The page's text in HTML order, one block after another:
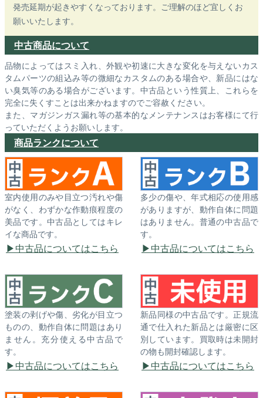
発売延期が起きやすくなっております。ご理解のほど宜しくお
願いいたします。
中古商品について
品物によってはスミ入れ、外観や初速に大きな変化を与えないカス
タムパーツの組込み等の微細なカスタムのある場合や、新品にはな
い臭気等のある場合がございます。中古品という性質上、これらを
完全に失くすことは出来かねますのでご容赦ください。
また、マガジンガス漏れ等の基本的なメンテナンスはお客様にて行
っていただくようお願いします。
商品ランクについて
室内使用のみや目立つ汚れや傷
がなく、わずかな作動痕程度の
美品です。中古品としてはキレ
イな商品です。
中古品についてはこちら
多少の傷や、年式相応の使用感
がありますが、動作自体に問題
はありません。普通の中古品で
す。
中古品についてはこちら
塗装の剥げや傷、劣化が目立つ
ものの、動作自体に問題はあり
ません。充分使える中古品で
す。
中古品についてはこちら
新品同様の中古品です。正規流
通で仕入れた新品とは厳密に区
別しています。買取時は未開封
の物も開封確認します。
中古品についてはこちら